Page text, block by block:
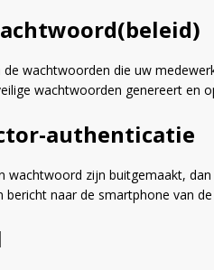
wachtwoorden die uw
wachtwoorden genereert en
authenticatie
wachtwoord zijn buitgemaakt,
bericht naar de smartphone van